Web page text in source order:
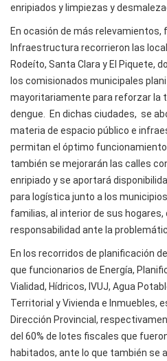
enripiados y limpiezas y
En ocasión de más
Infraestructura recorrieron las
Rodeíto, Santa Clara y El Piquete,
los comisionados municipales
mayoritariamente para reforzar la
dengue. En dichas ciudades, se
materia de espacio público e
permitan el óptimo
también se mejorarán las calles
enripiado y se aportará
para logística junto a los
familias, al interior de sus hogares,
responsabilidad ante la
En los recorridos de planificación
que funcionarios de Energía,
Vialidad, Hídricos, IVUJ, Agua
Territorial y Vivienda e Inmuebles,
Dirección Provincial,
del 60% de lotes fiscales que
habitados, ante lo que también se